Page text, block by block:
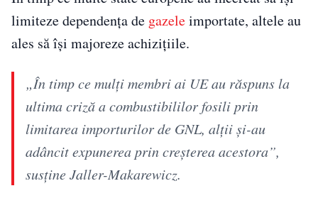
limiteze dependența de gazeleimportate, altele au
ales să își majoreze achizițiile.
„În timp ce mulți membri ai UE au răspuns la
ultima criză a combustibililor fosili prin
limitarea importurilor de GNL, alții și-au
adâncit expunerea prin creșterea acestora”,
susține Jaller-Makarewicz.